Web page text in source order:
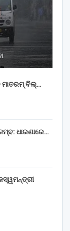
ମାତରମ୍‌ ବିଲ୍‌…
ଧାରଣାରେ…